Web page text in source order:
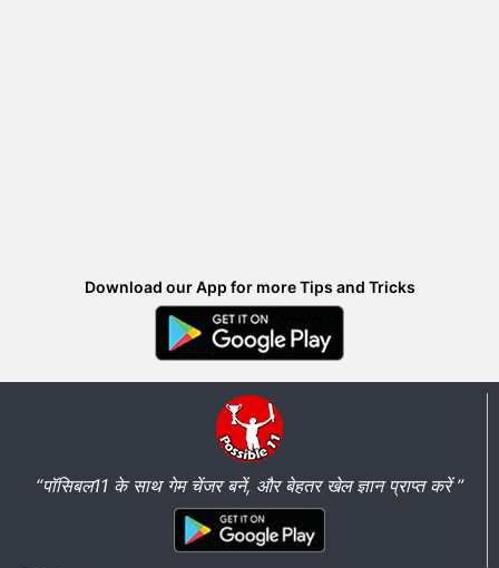
Download our App for more Tips and Tricks
“पॉसिबल11 के साथ गेम चेंजर बनें, और बेहतर खेल ज्ञान प्राप्त करें ”